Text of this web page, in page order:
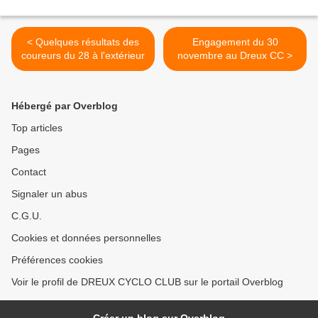
< Quelques résultats des
coureurs du 28 à l'extérieur
Engagement du 30
novembre au Dreux CC >
Hébergé par Overblog
Top articles
Pages
Contact
Signaler un abus
C.G.U.
Cookies et données personnelles
Préférences cookies
Voir le profil de DREUX CYCLO CLUB sur le portail Overblog